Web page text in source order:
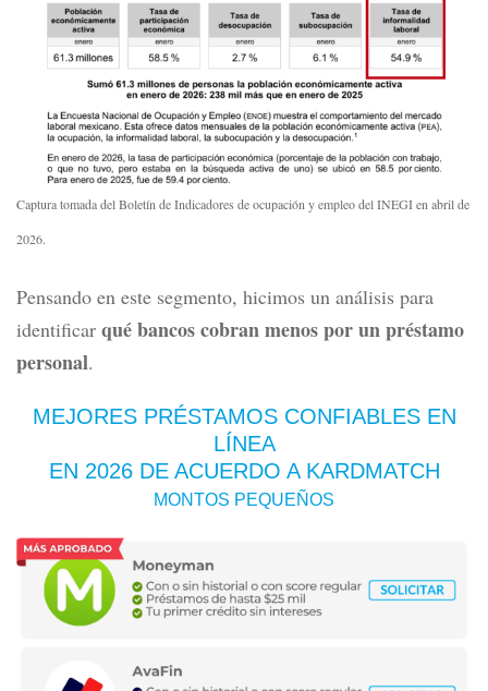
Captura tomada del Boletín de Indicadores de ocupación y empleo del INEGI en abril de
2026.
Pensando en este segmento, hicimos un análisis para
identificar qué bancos cobran menos por un préstamo
personal.
MEJORES PRÉSTAMOS CONFIABLES EN
LÍNEA
EN 2026 DE ACUERDO A KARDMATCH
MONTOS PEQUEÑOS